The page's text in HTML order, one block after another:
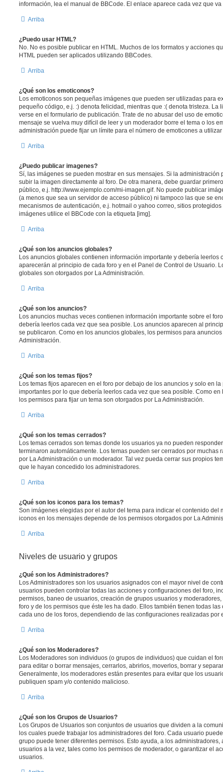
información, lea el manual de BBCode. El enlace aparece cada vez que
Arriba
¿Puedo usar HTML?
No. No es posible publicar en HTML. Muchos de los formatos y acciones
HTML pueden ser aplicados utilizando BBCodes.
Arriba
¿Qué son los emoticonos?
Los emoticonos son pequeñas imágenes que pueden ser utilizadas para
pequeño código, e.j. :) denota felicidad, mientras que :( denota tristeza. La
verse en el formulario de publicación. Trate de no abusar del uso de
mensaje se vuelva muy difícil de leer y un moderador borre el tema o los
administración puede fijar un límite para el número de emoticones a
Arriba
¿Puedo publicar imagenes?
Sí, las imágenes se pueden mostrar en sus mensajes. Si la administración
subir la imagen directamente al foro. De otra manera, debe guardar
público, e.j. http://www.ejemplo.com/mi-imagen.gif. No puede publicar
(a menos que sea un servidor de acceso público) ni tampoco las que se
mecanismos de autenticación, e.j. hotmail o yahoo correo, sitios
imágenes utilice el BBCode con la etiqueta [img].
Arriba
¿Qué son los anuncios globales?
Los anuncios globales contienen información importante y debería leerlos
aparecerán al principio de cada foro y en el Panel de Control de Usuario.
globales son otorgados por La Administración.
Arriba
¿Qué son los anuncios?
Los anuncios muchas veces contienen información importante sobre el
debería leerlos cada vez que sea posible. Los anuncios aparecen al
se publicaron. Como en los anuncios globales, los permisos para
Administración.
Arriba
¿Qué son los temas fijos?
Los temas fijos aparecen en el foro por debajo de los anuncios y solo en
importantes por lo que debería leerlos cada vez que sea posible. Como
los permisos para fijar un tema son otorgados por La Administración.
Arriba
¿Qué son los temas cerrados?
Los temas cerrados son temas donde los usuarios ya no pueden
terminaron automáticamente. Los temas pueden ser cerrados por muchas
por La Administración o un moderador. Tal vez pueda cerrar sus propios
que le hayan concedido los administradores.
Arriba
¿Qué son los iconos para los temas?
Son imágenes elegidas por el autor del tema para indicar el contenido del
iconos en los mensajes depende de los permisos otorgados por La
Arriba
Niveles de usuario y grupos
¿Qué son los Administradores?
Los Administradores son los usuarios asignados con el mayor nivel de
usuarios pueden controlar todas las acciones y configuraciones del foro,
permisos, baneo de usuarios, creación de grupos usuarios y
foro y de los permisos que éste les ha dado. Ellos también tienen todas
cada uno de los foros, dependiendo de las configuraciones realizadas por
Arriba
¿Qué son los Moderadores?
Los Moderadores son individuos (o grupos de individuos) que cuidan el
para editar o borrar mensajes, cerrarlos, abrirlos, moverlos, borrar y
Generalmente, los moderadores están presentes para evitar que los
publiquen spam y/o contenido malicioso.
Arriba
¿Qué son los Grupos de Usuarios?
Los Grupos de Usuarios son conjuntos de usuarios que dividen a la
los cuales puede trabajar los administradores del foro. Cada usuario
grupo puede tener diferentes permisos. Esto ayuda, a los
usuarios a la vez, tales como los permisos de moderador, o garantizar el
usuarios.